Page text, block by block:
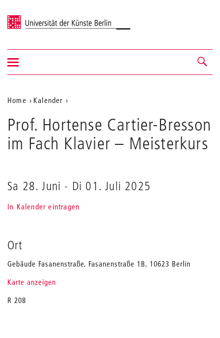
Universität der Künste Berlin
Navigation &
Suche
Navigation
ein-/ausblenden
Aktuelle
Position
auf
der
Home
Kalender
Hortense
Cartier-
Bresson
im
Prof. Hortense Cartier-Bresson
im Fach Klavier– Meisterkurs
Sa 28. Juni - Di 01. Juli 2025
In Kalender eintragen
Ort
Gebäude Fasanenstraße, Fasanenstraße 1B, 10623 Berlin
Karte anzeigen
R 208